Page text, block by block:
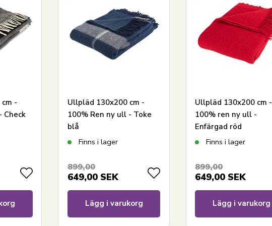
Din garanti för att produkten är fri från
certifierad, vilket är din garanti för rena
av The Woolmark Company.
komfort, kvalitet och funktionalitet. Märket har
från det arktiska klimatet och med
bekvämt. ARCTICs produkter skapar lugn,
-
Check
Ullpläd 130x200 cm -
100% Ren ny ull - Toke
blå
Finns i lager
899,00
649,00 SEK
Lägg i varukorg
Ullpläd 130x200 cm -
100% ren ny ull -
Enfärgad röd
Finns i lager
899,00
649,00 SEK
Lägg i varukorg